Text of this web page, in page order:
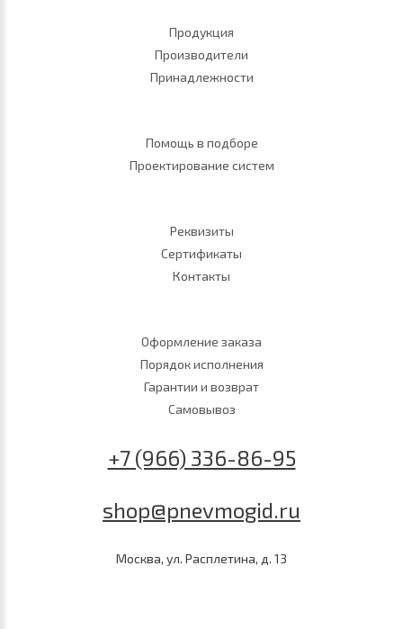
Продукция
Производители
Принадлежности
Помощь в подборе
Проектирование систем
Реквизиты
Сертификаты
Контакты
Оформление заказа
Порядок исполнения
Гарантии и возврат
Самовывоз
+7 (966) 336-86-95
shop@pnevmogid.ru
Москва, ул. Расплетина, д. 13